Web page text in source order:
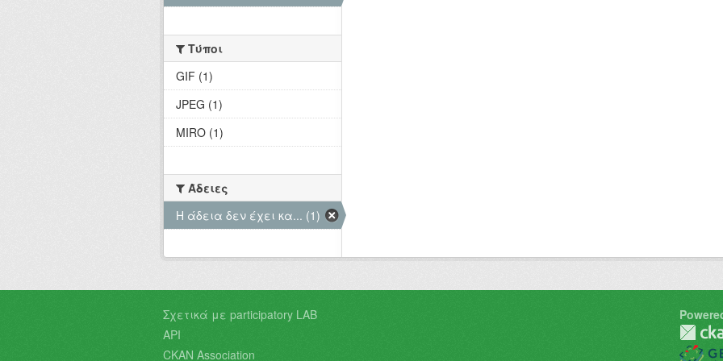
Τύποι
GIF (1)
JPEG (1)
MIRO (1)
Άδειες
Η άδεια δεν έχει κα... (1)
Σχετικά με participatory LAB
API
CKAN Association